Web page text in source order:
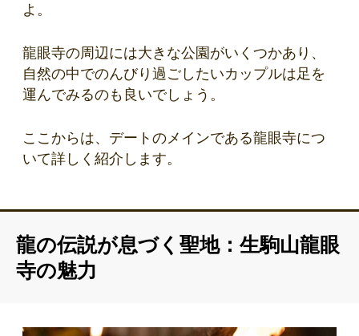
よ。
龍眼寺の周辺には大きな公園がいくつかあり、
自然の中でのんびり過ごしたいカップルは足を
運んでみるのも良いでしょう。
ここからは、デートのメインである龍眼寺につ
いて詳しく紹介します。
龍の伝説が息づく聖地：生駒山龍眼
寺の魅力